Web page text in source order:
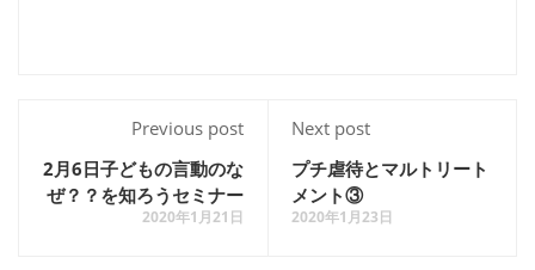
Previous post
2月6日子どもの言動のな
ぜ？？を知ろうセミナー
2020年1月21日
Next post
プチ虐待とマルトリート
メント③
2020年1月23日